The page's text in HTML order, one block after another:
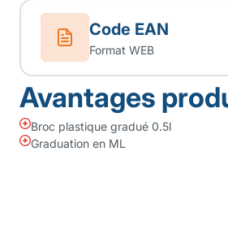
Code EAN
Format WEB
Avantages
Broc plastique gradué 0.5l
Graduation en ML